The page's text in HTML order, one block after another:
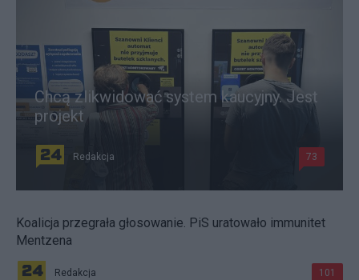
Chcą zlikwidować system kaucyjny. Jest
projekt
Redakcja 73
Koalicja przegrała głosowanie. PiS uratowało immunitet
Mentzena
Redakcja 101